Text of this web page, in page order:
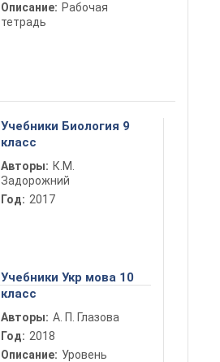
Описание: Рабочая
тетрадь
Учебники Биология 9
класс
Авторы: К.М.
Задорожний
Год: 2017
Учебники Укр мова 10
класс
Авторы: А. П. Глазова
Год: 2018
Описание: Уровень